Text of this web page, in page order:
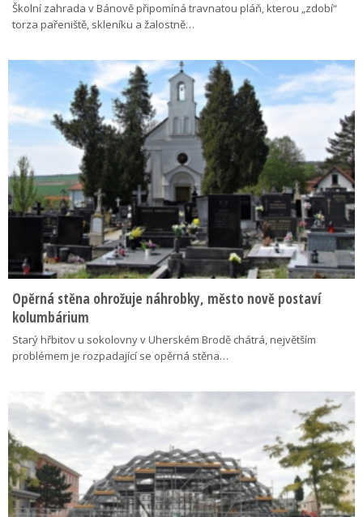
Školní zahrada v Bánově připomíná travnatou pláň, kterou „zdobí“
torza pařeniště, skleníku a žalostně…
Opěrná stěna ohrožuje náhrobky, město nově postaví
kolumbárium
Starý hřbitov u sokolovny v Uherském Brodě chátrá, největším
problémem je rozpadající se opěrná stěna…